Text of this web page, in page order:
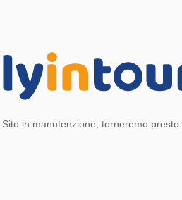
Sito in manutenzione, torneremo presto.